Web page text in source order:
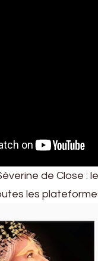
de Close :
les